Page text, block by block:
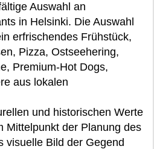
Auswahl an
in Helsinki. Die Auswahl
erfrischendes Frühstück,
Pizza, Ostseehering,
Premium-Hot Dogs,
aus lokalen
und historischen Werte
Mittelpunkt der Planung des
visuelle Bild der Gegend